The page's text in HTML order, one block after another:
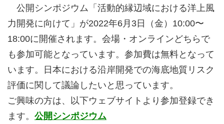
公開シンポジウム「活動的縁辺域における洋上風
力開発に向けて」が2022年6月3日（金）10:00〜
18:00に開催されます。会場・オンラインどちらで
も参加可能となっています。参加費は無料となって
います。日本における沿岸開発での海底地質リスク
評価に関して議論したいと思っています。
ご興味の方は、以下ウェブサイトより参加登録でき
ます。 公開シンポジウム